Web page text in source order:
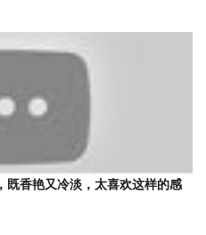
既香艳又冷淡，太喜欢这样的感